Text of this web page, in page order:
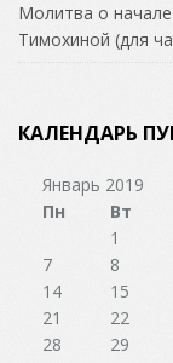
Молитва о
Тимохиной (для
КАЛЕНДАРЬ
Январь 2019
Пн
Вт
1
7
8
14
15
21
22
28
29